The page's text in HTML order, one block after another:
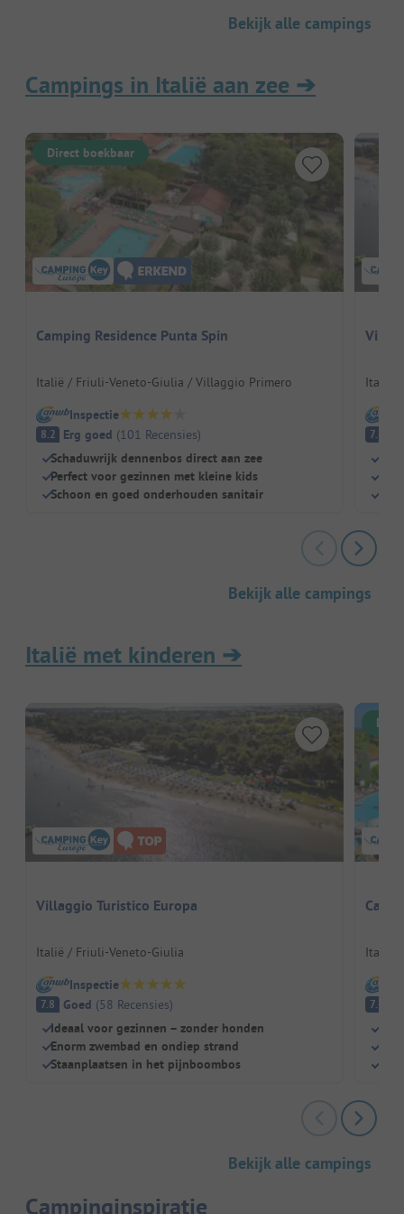
Bekijk alle campings
Campings in Italië aan zee ➔
Direct boekbaar
Camping Residence Punta Spin
Italië / Friuli-Veneto-Giulia / Villaggio Primero
Inspectie
8.2 Erg goed (101 Recensies)
Schaduwrijk dennenbos direct aan zee
Perfect voor gezinnen met kleine kids
Schoon en goed onderhouden sanitair
Italië /
7.8
Bekijk alle campings
Italië met kinderen ➔
Villaggio Turistico Europa
Italië / Friuli-Veneto-Giulia
Inspectie
7.8 Goed (58 Recensies)
Ideaal voor gezinnen – zonder honden
Enorm zwembad en ondiep strand
Staanplaatsen in het pijnboombos
Italië /
7.5
Bekijk alle campings
Campinginspiratie